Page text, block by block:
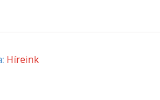
Híreink